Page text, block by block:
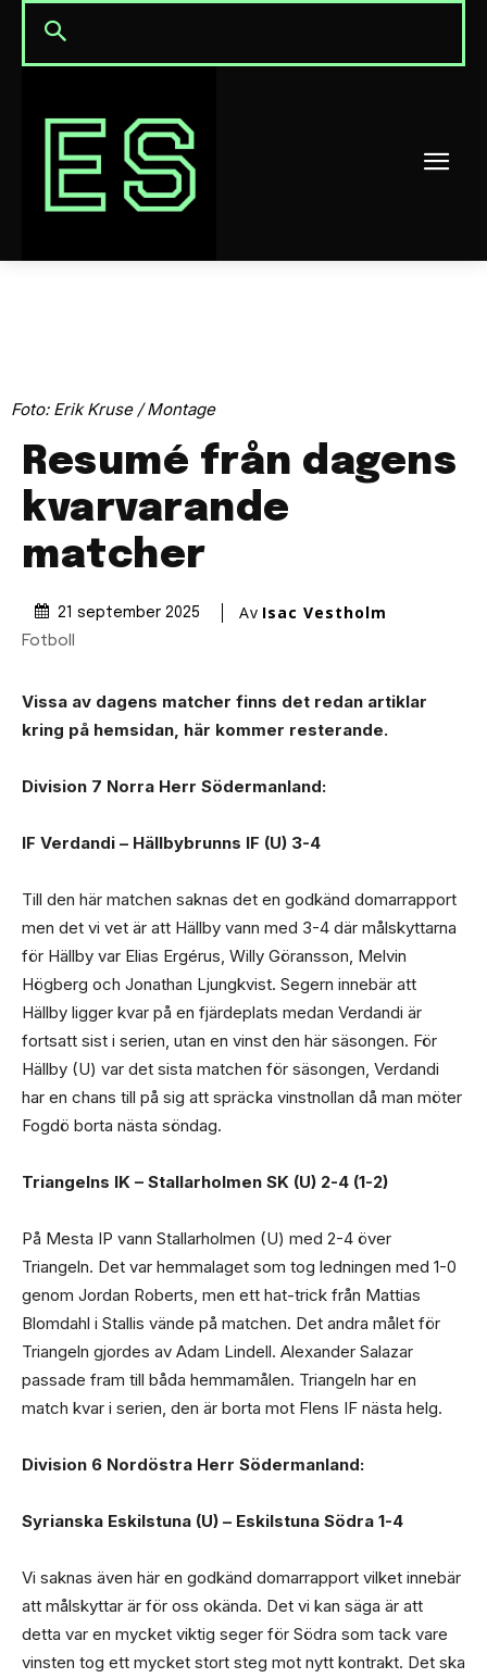
Foto: Erik Kruse / Montage
Resumé från dagens
kvarvarande
matcher
21 september 2025 Av Isac Vestholm
Fotboll
Vissa av dagens matcher finns det redan artiklar
kring på hemsidan, här kommer resterande.
Division 7 Norra Herr Södermanland:
IF Verdandi – Hällbybrunns IF (U) 3-4
Till den här matchen saknas det en godkänd domarrapport
men det vi vet är att Hällby vann med 3-4 där målskyttarna
för Hällby var Elias Ergérus, Willy Göransson, Melvin
Högberg och Jonathan Ljungkvist. Segern innebär att
Hällby ligger kvar på en fjärdeplats medan Verdandi är
fortsatt sist i serien, utan en vinst den här säsongen. För
Hällby (U) var det sista matchen för säsongen, Verdandi
har en chans till på sig att spräcka vinstnollan då man möter
Fogdö borta nästa söndag.
Triangelns IK – Stallarholmen SK (U) 2-4 (1-2)
På Mesta IP vann Stallarholmen (U) med 2-4 över
Triangeln. Det var hemmalaget som tog ledningen med 1-0
genom Jordan Roberts, men ett hat-trick från Mattias
Blomdahl i Stallis vände på matchen. Det andra målet för
Triangeln gjordes av Adam Lindell. Alexander Salazar
passade fram till båda hemmamålen. Triangeln har en
match kvar i serien, den är borta mot Flens IF nästa helg.
Division 6 Nordöstra Herr Södermanland:
Syrianska Eskilstuna (U) – Eskilstuna Södra 1-4
Vi saknas även här en godkänd domarrapport vilket innebär
att målskyttar är för oss okända. Det vi kan säga är att
detta var en mycket viktig seger för Södra som tack vare
vinsten tog ett mycket stort steg mot nytt kontrakt. Det ska